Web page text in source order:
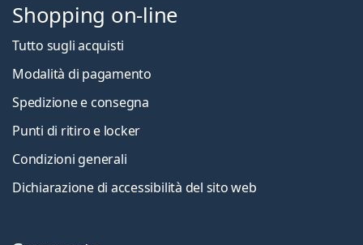
Shopping on-line
Tutto sugli acquisti
Modalità di pagamento
Spedizione e consegna
Punti di ritiro e locker
Condizioni generali
Dichiarazione di accessibilità del sito web